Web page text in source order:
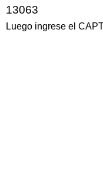
13063
Luego ingrese el